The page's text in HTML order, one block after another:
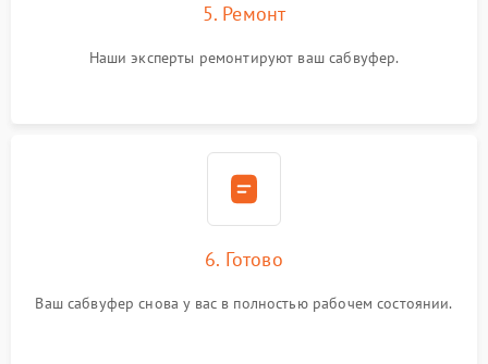
5. Ремонт
Наши эксперты ремонтируют ваш сабвуфер.
6. Готово
Ваш сабвуфер снова у вас в полностью рабочем состоянии.